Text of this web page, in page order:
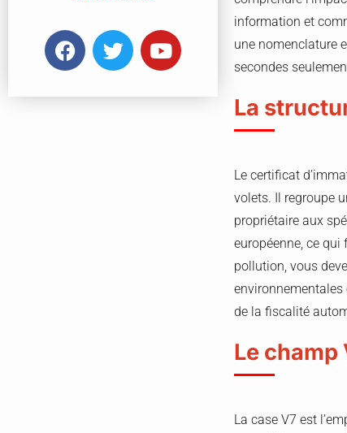
information et
une nomenclature
secondes
La
Le certificat
volets. Il regroupe
propriétaire aux
européenne, ce
pollution, vous
environnementales
de la fiscalité
Le
La case V7 est